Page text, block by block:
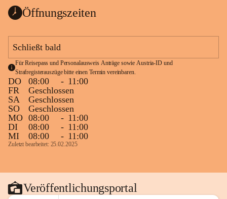
Öffnungszeiten
Schließt bald
Für Reisepass und Personalausweis Anträge sowie Austria-ID und
Strafregisterauszüge bitte einen Termin vereinbaren.
DO 08:00 - 11:00
FR
Geschlossen
SA
Geschlossen
SO
Geschlossen
MO 08:00 - 11:00
DI
08:00 - 11:00
MI
08:00 - 11:00
Zuletzt bearbeitet: 25.02.2025
Veröffentlichungsportal